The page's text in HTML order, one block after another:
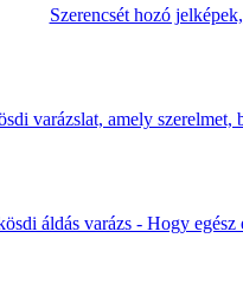
Szerencsét hozó
varázslat, amely
áldás varázs - Hogy